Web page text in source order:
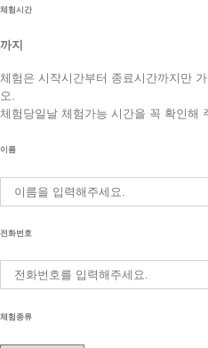
체험시간
까지
체험은 시작시간부터 종료시간까지만
오.
체험당일날 체험가능 시간을 꼭 확인해
이름
전화번호
체험종류